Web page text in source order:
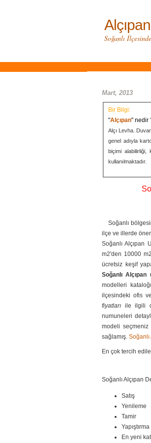
Soğanlı
Mart, 2013
Bir Bilgi:
"Alçıpan" nedir
Alçı Levha.
genel adıyla
biçimi alabilirliği,
kullanılmaktadır.
Soğanlı
ilçe ve illerde
Soğanlı Alçıpan
m2'den 10000
ücretsiz keşif
Soğanlı Alçıpan
modelleri
ilçesindeki ofis
fiyatları ile ilgili
numuneleri
modeli seçmeniz
sağlamış. Soğanlı
En çok tercih
Soğanlı Alçıpan
Satış
Yenileme
Tamir
Yapıştırma
En yeni